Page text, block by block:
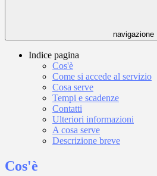
navigazione
Indice pagina
Cos'è
Come si accede al servizio
Cosa serve
Tempi e scadenze
Contatti
Ulteriori informazioni
A cosa serve
Descrizione breve
Cos'è